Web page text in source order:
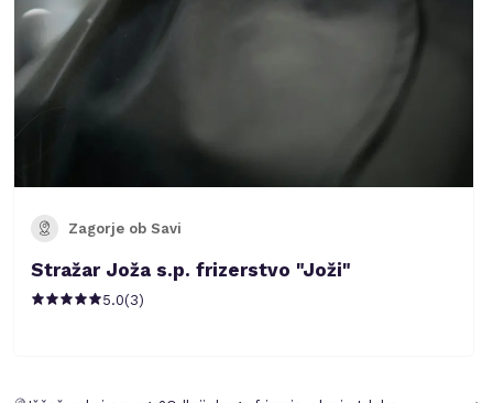
Zagorje ob Savi
Stražar Joža s.p. frizerstvo "Joži"
5.0(3)